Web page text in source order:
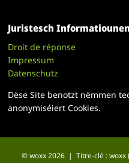
Juristesch Informatiounen
Droit de réponse
Impressum
Datenschutz
Dëse Site benotzt nëmmen
anonymiséiert Cookies.
© woxx 2026 | Titre-clé : woxx